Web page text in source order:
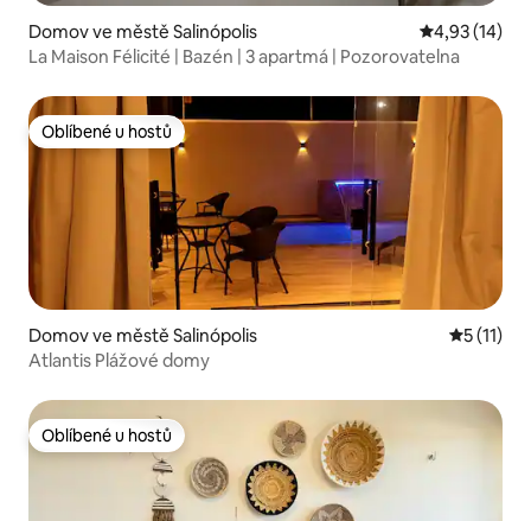
Domov ve městě Salinópolis Průměrné
4,93 (14)
La Maison Félicité | Bazén | 3 apartmá | Pozorovatelna
Oblíbené u hostů
Oblíbené u hostů
Domov ve městě Salinópolis
5 (11)
Atlantis Plážové domy
Oblíbené u hostů
Oblíbené u hostů